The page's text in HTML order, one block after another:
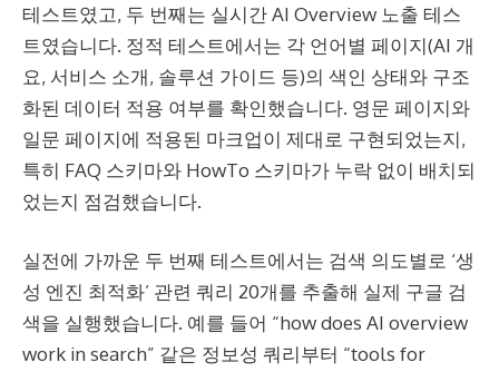
테스트였고, 두 번째는 실시간 AI Overview 노출 테스
트였습니다. 정적 테스트에서는 각 언어별 페이지(AI 개
요, 서비스 소개, 솔루션 가이드 등)의 색인 상태와 구조
화된 데이터 적용 여부를 확인했습니다. 영문 페이지와
일문 페이지에 적용된 마크업이 제대로 구현되었는지,
특히 FAQ 스키마와 HowTo 스키마가 누락 없이 배치되
었는지 점검했습니다.
실전에 가까운 두 번째 테스트에서는 검색 의도별로 ‘생
성 엔진 최적화’ 관련 쿼리 20개를 추출해 실제 구글 검
색을 실행했습니다. 예를 들어 “how does AI overview
work in search” 같은 정보성 쿼리부터 “tools for